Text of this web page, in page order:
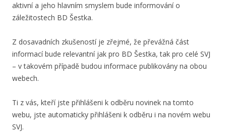
aktivní a jeho hlavním smyslem bude informování o
záležitostech BD Šestka.
Z dosavadních zkušeností je zřejmé, že převážná část
informací bude relevantní jak pro BD Šestka, tak pro celé SVJ
– v takovém případě budou informace publikovány na obou
webech.
Ti z vás, kteří jste přihlášeni k odběru novinek na tomto
webu, jste automaticky přihlášeni k odběru i na novém webu
SVJ.